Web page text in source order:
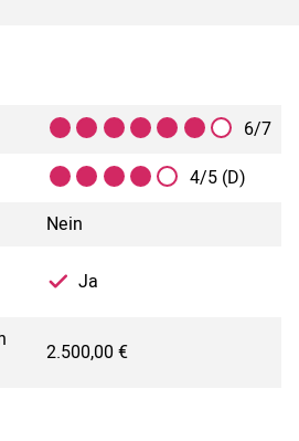
6/7
4/5 (D)
Nein
Ja
2.500,00 €